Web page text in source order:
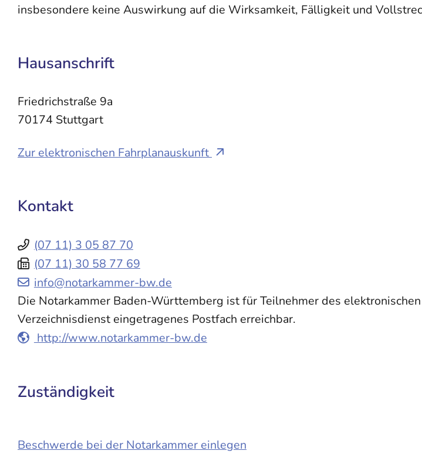
insbesondere keine Auswirkung auf die Wirksamkeit, Fälligkeit und
Hausanschrift
Friedrichstraße 9a
70174 Stuttgart
Zur elektronischen Fahrplanauskunft
Kontakt
(0711) 3058770
(0711) 30587769
info@notarkammer-bw.de
Die Notarkammer Baden-Württemberg ist für Teilnehmer des
Verzeichnisdienst eingetragenes Postfach erreichbar.
http://www.notarkammer-bw.de
Zuständigkeit
Beschwerde bei der Notarkammer einlegen